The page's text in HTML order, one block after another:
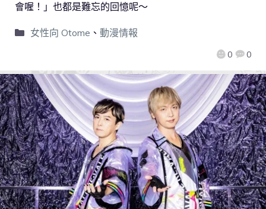
0 0
會喔！」也都是難忘的回憶呢～
女性向 Otome 、 動漫情報